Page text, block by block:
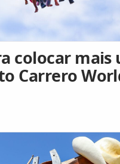
colocar
Carrero